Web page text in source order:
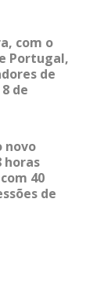
com o
Portugal,
de
de
novo
horas
40
de